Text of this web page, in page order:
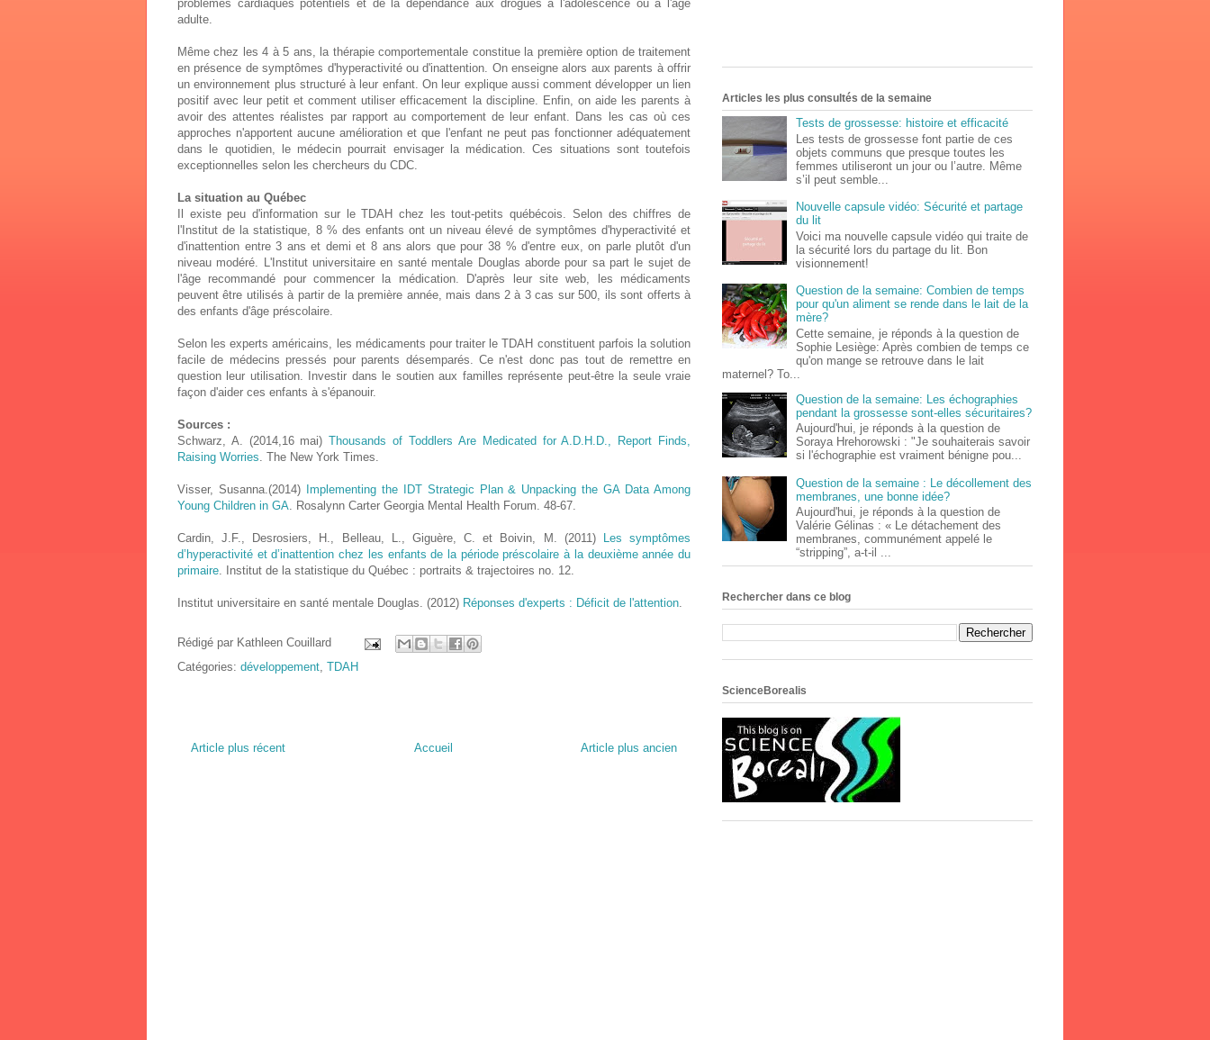
problèmes cardiaques potentiels et de la dépendance aux drogues à l'adolescence ou à l'âge
adulte.
Même chez les 4 à 5 ans, la thérapie comportementale constitue la première option de traitement
en présence de symptômes d'hyperactivité ou d'inattention. On enseigne alors aux parents à offrir
un environnement plus structuré à leur enfant. On leur explique aussi comment développer un lien
positif avec leur petit et comment utiliser efficacement la discipline. Enfin, on aide les parents à
avoir des attentes réalistes par rapport au comportement de leur enfant. Dans les cas où ces
approches n'apportent aucune amélioration et que l'enfant ne peut pas fonctionner adéquatement
dans le quotidien, le médecin pourrait envisager la médication. Ces situations sont toutefois
exceptionnelles selon les chercheurs du CDC.
La situation au Québec
Il existe peu d'information sur le TDAH chez les tout-petits québécois. Selon des chiffres de
l'Institut de la statistique, 8 % des enfants ont un niveau élevé de symptômes d'hyperactivité et
d'inattention entre 3 ans et demi et 8 ans alors que pour 38 % d'entre eux, on parle plutôt d'un
niveau modéré. L'Institut universitaire en santé mentale Douglas aborde pour sa part le sujet de
l'âge recommandé pour commencer la médication. D'après leur site web, les médicaments
peuvent être utilisés à partir de la première année, mais dans 2 à 3 cas sur 500, ils sont offerts à
des enfants d'âge préscolaire.
Selon les experts américains, les médicaments pour traiter le TDAH constituent parfois la solution
facile de médecins pressés pour parents désemparés. Ce n'est donc pas tout de remettre en
question leur utilisation. Investir dans le soutien aux familles représente peut-être la seule vraie
façon d'aider ces enfants à s'épanouir.
Sources :
Schwarz, A. (2014,16 mai)Thousands of Toddlers Are Medicated for A.D.H.D., Report Finds,
Raising Worries. The New York Times.
Visser, Susanna.(2014)
Implementing the IDT Strategic Plan & Unpacking the GA Data Among
Young Children in GA. Rosalynn Carter Georgia Mental Health Forum. 48-67.
Cardin, J.F., Desrosiers, H., Belleau, L., Giguère, C. et Boivin, M. (2011)
Les symptômes
d’hyperactivité et d’inattention chez les enfants de la période préscolaire à la deuxième année du
primaire. Institut de la statistique du Québec : portraits & trajectoires no. 12.
Institut universitaire en santé mentale Douglas. (2012) Réponses d'experts : Déficit de l'attention.
Rédigé par Kathleen Couillard
Catégories: développement, TDAH
Article plus récent Article plus ancien
Accueil
Articles les plus consultés de la semaine
Tests de grossesse: histoire et efficacité
Les tests de grossesse font partie de ces
objets communs que presque toutes les
femmes utiliseront un jour ou l’autre. Même
s’il peut semble...
Nouvelle capsule vidéo: Sécurité et partage
du lit
Voici ma nouvelle capsule vidéo qui traite de
la sécurité lors du partage du lit. Bon
visionnement!
Question de la semaine: Combien de temps
pour qu'un aliment se rende dans le lait de la
mère?
Cette semaine, je réponds à la question de
Sophie Lesiège: Après combien de temps ce
qu'on mange se retrouve dans le lait
maternel? To...
Question de la semaine: Les échographies
pendant la grossesse sont-elles sécuritaires?
Aujourd'hui, je réponds à la question de
Soraya Hrehorowski : "Je souhaiterais savoir
si l'échographie est vraiment bénigne pou...
Question de la semaine : Le décollement des
membranes, une bonne idée?
Aujourd'hui, je réponds à la question de
Valérie Gélinas : « Le détachement des
membranes, communément appelé le
“stripping”, a-t-il ...
Rechercher dans ce blog
ScienceBorealis